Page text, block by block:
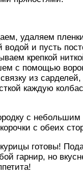
удаляем
и пусть
крепкой
с помощью
из
каждую
с небольшим
с обеих
готовы!
гарнир, но